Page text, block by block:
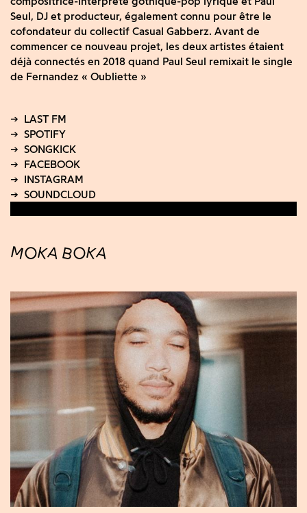
Seul, DJ et producteur, également connu pour être le
cofondateur du collectif Casual Gabberz. Avant de
commencer ce nouveau projet, les deux artistes étaient
déjà connectés en 2018 quand Paul Seul remixait le single
de Fernandez « Oubliette »
MOKA BOKA